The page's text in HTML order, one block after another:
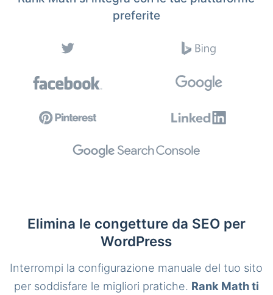
preferite
Elimina le congetture da SEO per
WordPress
Interrompi la configurazione manuale del tuo sito
per soddisfare le migliori pratiche. Rank Math ti